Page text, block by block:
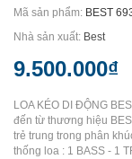
Mã sản phẩm: BEST
Nhà sản xuất: Best
9.500.000₫
LOA KÉO DI ĐỘNG
đến từ thương hiệu
trẻ trung trong phân
thống loa : 1 BASS - 1